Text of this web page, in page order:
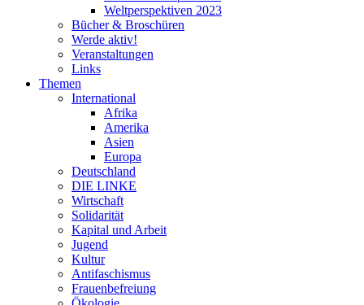
Weltperspektiven 2023
Bücher & Broschüren
Werde aktiv!
Veranstaltungen
Links
Themen
International
Afrika
Amerika
Asien
Europa
Deutschland
DIE LINKE
Wirtschaft
Solidarität
Kapital und Arbeit
Jugend
Kultur
Antifaschismus
Frauenbefreiung